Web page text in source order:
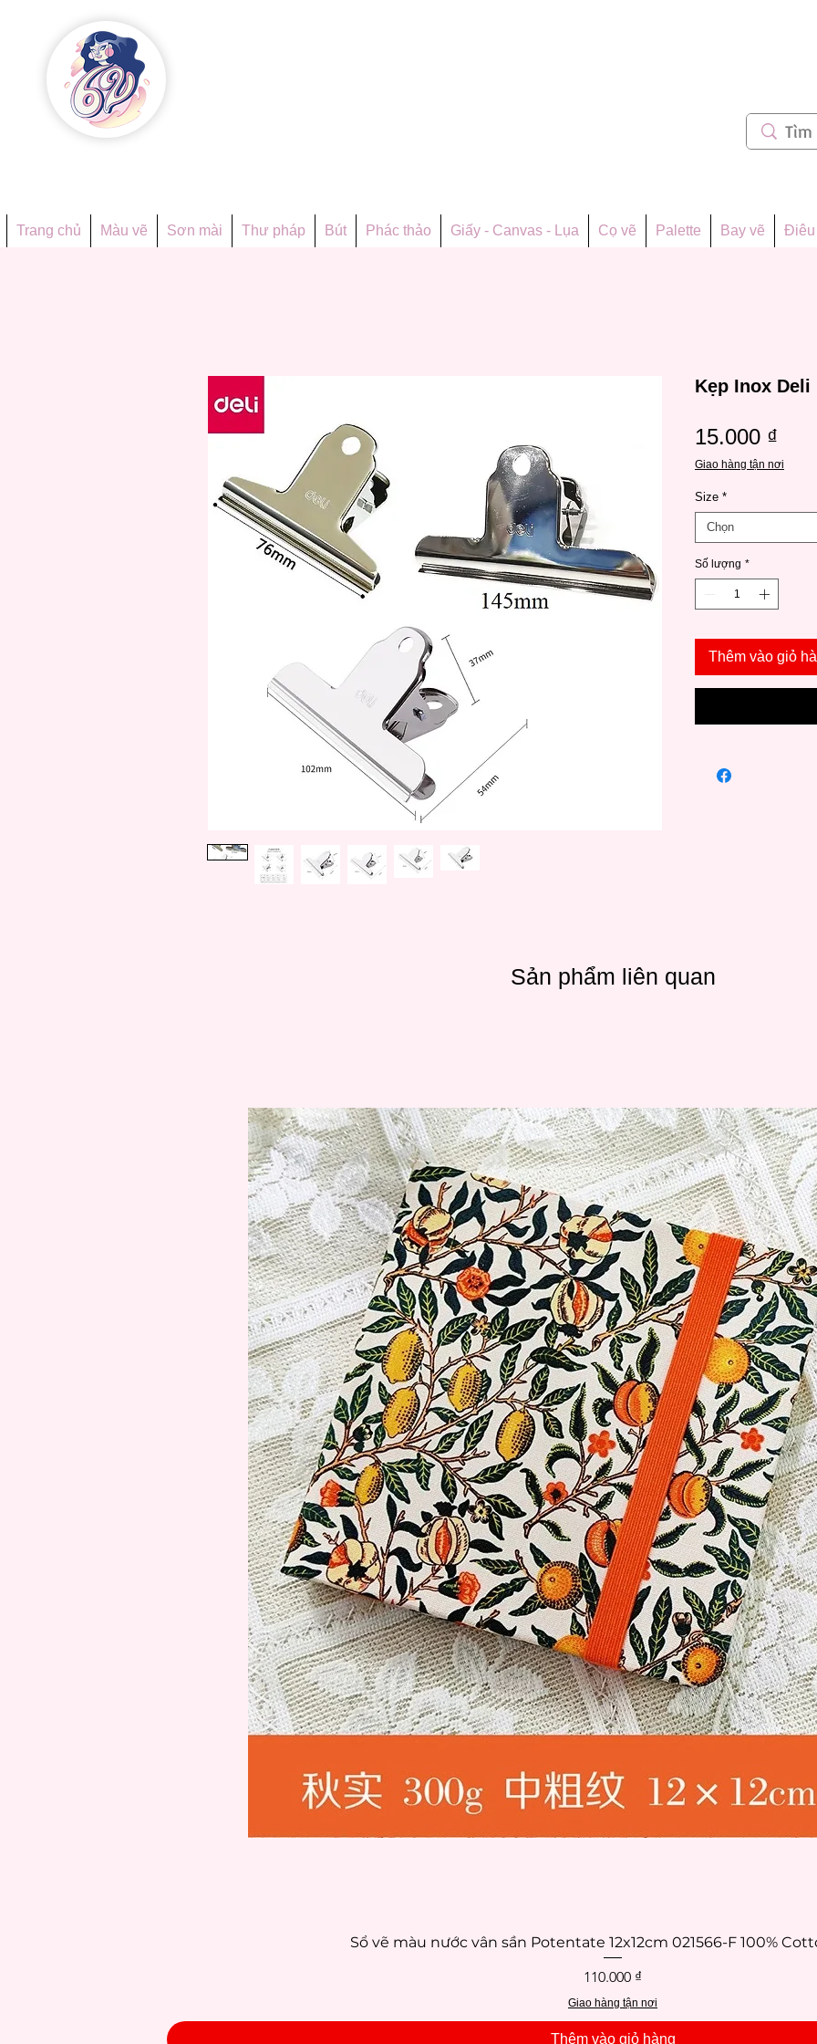
Trang chủ Màu vẽ Sơn mài Thư pháp Bút Phác thảo Giấy - Canvas - Lụa Cọ vẽ Palette Bay vẽ Điêu
Kẹp Inox Deli
15.000 ₫
Giao hàng tận nơi
Size *
Chọn
Số lượng *
Thêm vào giỏ
Sản phẩm liên quan
Xem nhanh
Sổ vẽ màu nước vân sần Potentate 12x12cm 021566-F 100%
Giá
110.000 ₫
Giao hàng tận nơi
Thêm vào giỏ hàng